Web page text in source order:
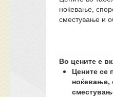
ноќевање,
сместување и
Во цените е
Цените се
ноќевање,